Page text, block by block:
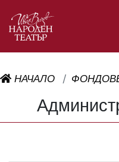
НАЧАЛО